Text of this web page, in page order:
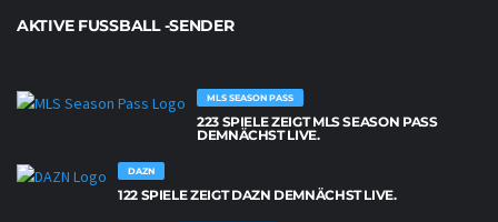
AKTIVE FUSSBALL -SENDER
MLS SEASON PASS
223 SPIELE ZEIGT MLS SEASON PASS
DEMNÄCHST LIVE.
DAZN
122 SPIELE ZEIGT DAZN DEMNÄCHST LIVE.